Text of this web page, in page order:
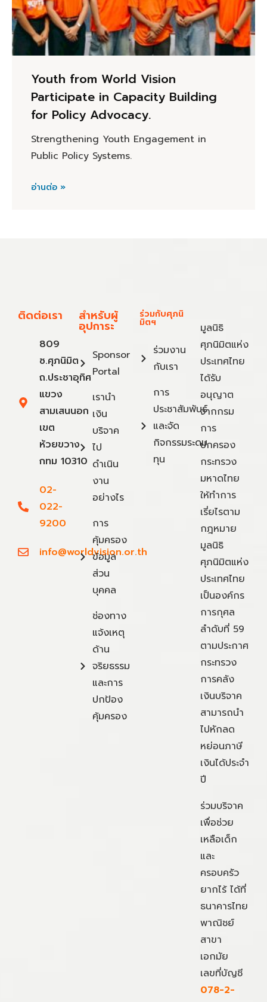
Youth from World Vision
Participate in Capacity Building
for Policy Advocacy.
Strengthening Youth Engagement in
Public Policy Systems.
อ่านต่อ »
ติดต่อเรา
809
ซ.ศุภนิมิต
ถ.ประชาอุทิศ
แขวง
สามเสนนอก
เขต
ห้วยขวาง
กทม 10310
02-
022-
9200
info@worldvision.or.th
สำหรับผู้
อุปการะ
Sponsor
Portal
เรานำ
เงิน
บริจาค
ไป
ดำเนิน
งาน
อย่างไร
การ
คุ้มครอง
ข้อมูล
ส่วน
บุคคล
ช่องทาง
แจ้งเหตุ
ด้าน
จริยธรรม
และการ
ปกป้อง
คุ้มครอง
ร่วมกับศุภนิ
มิตฯ
ร่วมงาน
กับเรา
การ
ประชาสัมพันธ์
และจัด
กิจกรรมระดม
ทุน
มูลนิธิ
ศุภนิมิตแห่ง
ประเทศไทย
ได้รับ
อนุญาต
จากกรม
การ
ปกครอง
กระทรวง
มหาดไทย
ให้ทำการ
เรี่ยไรตาม
กฎหมาย
มูลนิธิ
ศุภนิมิตแห่ง
ประเทศไทย
เป็นองค์กร
การกุศล
ลำดับที่ 59
ตามประกาศ
กระทรวง
การคลัง
เงินบริจาค
สามารถนำ
ไปหักลด
หย่อนภาษี
เงินได้ประจำ
ปี
ร่วมบริจาค
เพื่อช่วย
เหลือเด็ก
และ
ครอบครัว
ยากไร้ ได้ที่
ธนาคารไทย
พาณิชย์
สาขา
เอกมัย
เลขที่บัญชี
078-2-